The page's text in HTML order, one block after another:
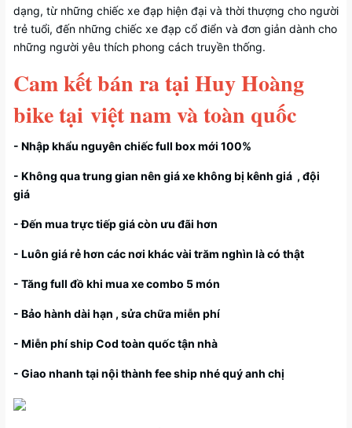
dạng, từ những chiếc xe đạp hiện đại và thời thượng cho người
trẻ tuổi, đến những chiếc xe đạp cổ điển và đơn giản dành cho
những người yêu thích phong cách truyền thống.
Cam kết bán ra tại Huy Hoàng
bike tại việt nam và toàn quốc
- Nhập khẩu nguyên chiếc full box mới 100%
- Không qua trung gian nên giá xe không bị kênh giá , đội
giá
- Đến mua trực tiếp giá còn ưu đãi hơn
- Luôn giá rẻ hơn các nơi khác vài trăm nghìn là có thật
- Tăng full đồ khi mua xe combo 5 món
- Bảo hành dài hạn , sửa chữa miễn phí
- Miễn phí ship Cod toàn quốc tận nhà
- Giao nhanh tại nội thành fee ship nhé quý anh chị